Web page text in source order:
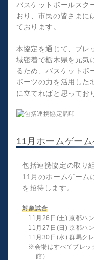
バスケットボールスク
おり、市民の皆さまに
ております。
本協定を通じて、ブレ
域密着で栃木県を元気
るため、バスケットボ
ポーツの力を活用した
に立てればと思ってお
11月ホームゲー
包括連携協定の取り
11月のホームゲーム
を招待します。
対象試合
11月26日(土) 京都ハ
11月27日(日) 京都ハ
11月30日(水) 群馬ク
※会場はすべてブレッ
館）